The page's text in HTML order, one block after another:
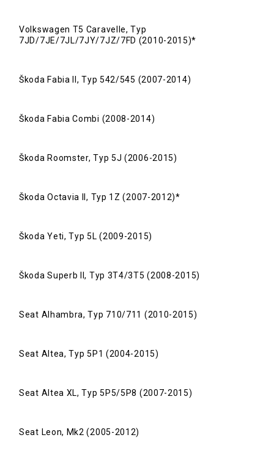
Volkswagen T5 Caravelle, Typ
7JD/7JE/7JL/7JY/7JZ/7FD (2010-2015)*
Škoda Fabia II, Typ 542/545 (2007-2014)
Škoda Fabia Combi (2008-2014)
Škoda Roomster, Typ 5J (2006-2015)
Škoda Octavia II, Typ 1Z (2007-2012)*
Škoda Yeti, Typ 5L (2009-2015)
Škoda Superb II, Typ 3T4/3T5 (2008-2015)
Seat Alhambra, Typ 710/711 (2010-2015)
Seat Altea, Typ 5P1 (2004-2015)
Seat Altea XL, Typ 5P5/5P8 (2007-2015)
Seat Leon, Mk2 (2005-2012)